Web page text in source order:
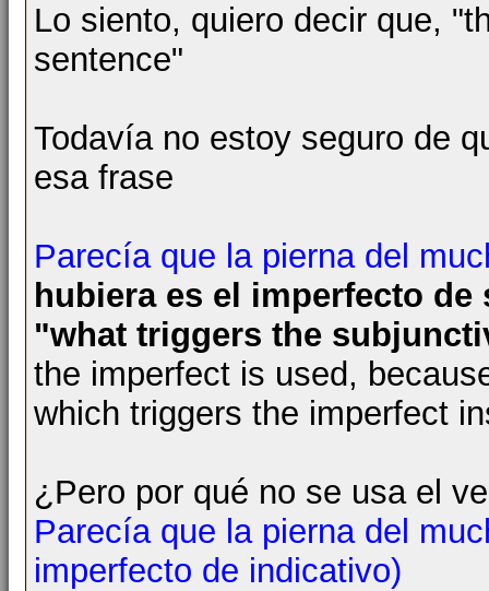
Lo siento, quiero decir que,
sentence"
Todavía no estoy seguro de
esa frase
Parecía que la pierna del
hubiera es el imperfecto
"what triggers the
the imperfect is used,
which triggers the imperfect
¿Pero por qué no se usa el
Parecía que la pierna del
imperfecto de indicativo)